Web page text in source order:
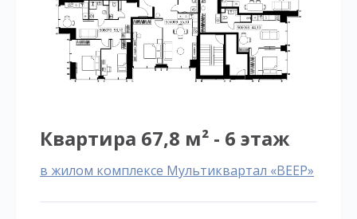
Квартира 67,8 м² - 6 этаж
в жилом комплексе Мультиквартал «ВЕЕР»